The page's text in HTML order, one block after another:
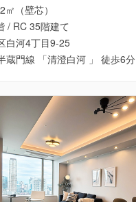
（壁芯）
/ RC 35階建て
白河4丁目9-25
蔵門線 「清澄白河 」 徒歩6分